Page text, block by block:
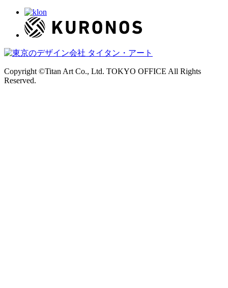
Copyright ©Titan Art Co., Ltd. TOKYO OFFICE All Rights
Reserved.